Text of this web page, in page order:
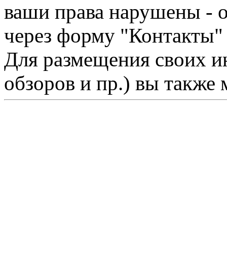
ваши права нарушены -
через форму "Контакты"
Для размещения своих
обзоров и пр.) вы также